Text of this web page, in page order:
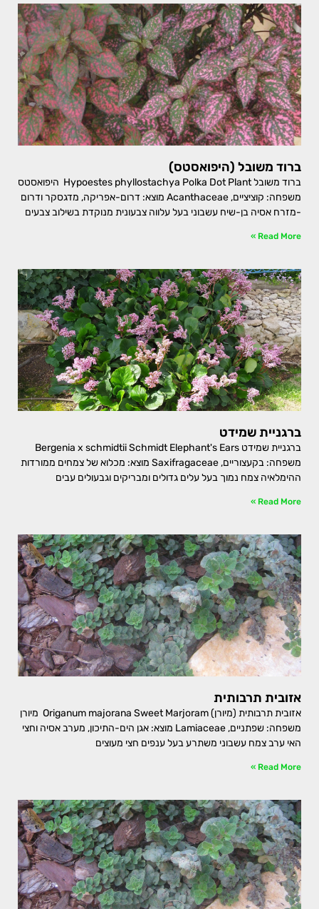
ברוד משובל (היפואסטס)
ברוד משובל Hypoestes phyllostachya Polka Dot Plant היפואסטס
משפחה: קוציציים, Acanthaceae מוצא: דרום-אפריקה, מדגסקר ודרום
-מזרח אסיה בן-שיח עשבוני בעל עלווה צבעונית מנוקדת בשילוב צבעים
Read More »
ברגניית שמידט
ברגניית שמידט Bergenia x schmidtii Schmidt Elephant's Ears
משפחה: בקעצוריים, Saxifragaceae מוצא: מכלוא של צמחים ממורדות
ההימלאיה צמח נמוך בעל עלים גדולים ומבריקים וגבעולים עבים
Read More »
אזובית תרבותית
אזובית תרבותית (מיורן) Origanum majorana Sweet Marjoram מיורן
משפחה: שפתניים, Lamiaceae מוצא: אגן הים-התיכון, מערב אסיה וחצי
האי ערב צמח עשבוני משתרע בעל ענפים חצי מעוצים
Read More »